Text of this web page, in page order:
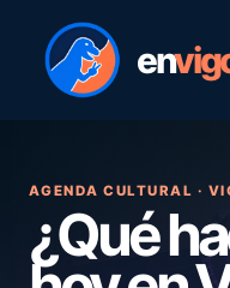
en
AGENDA CULTURAL ·
¿Qué